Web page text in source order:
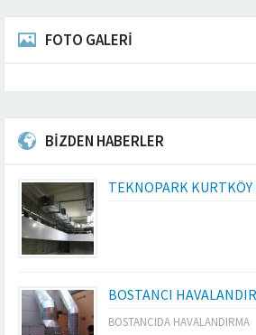
FOTO GALERİ
BİZDEN HABERLER
TEKNOPARK
BOSTANCI
BOSTANCIDA HAVALANDIRMA